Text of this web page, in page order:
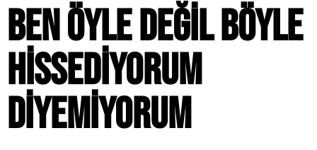
BEN ÖYLE DEĞIL BÖYLE
HISSEDIYORUM
DIYEMIYORUM